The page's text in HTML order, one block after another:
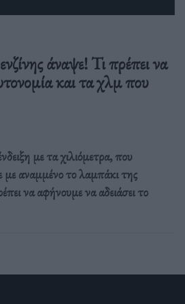
άναψε! Τι πρέπει να
και τα χλμ που
με τα χιλιόμετρα, που
με αναμμένο το λαμπάκι της
να αφήνουμε να αδειάσει το